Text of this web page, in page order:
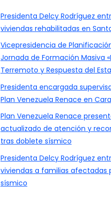
Presidenta Delcy Rodríguez
viviendas rehabilitadas en
Vicepresidencia de
Jornada de Formación Masiva
Terremoto y Respuesta del
Presidenta encargada
Plan Venezuela Renace en
Plan Venezuela Renace
actualizado de atención y
tras doblete sísmico
Presidenta Delcy Rodríguez
viviendas a familias afectadas
sísmico